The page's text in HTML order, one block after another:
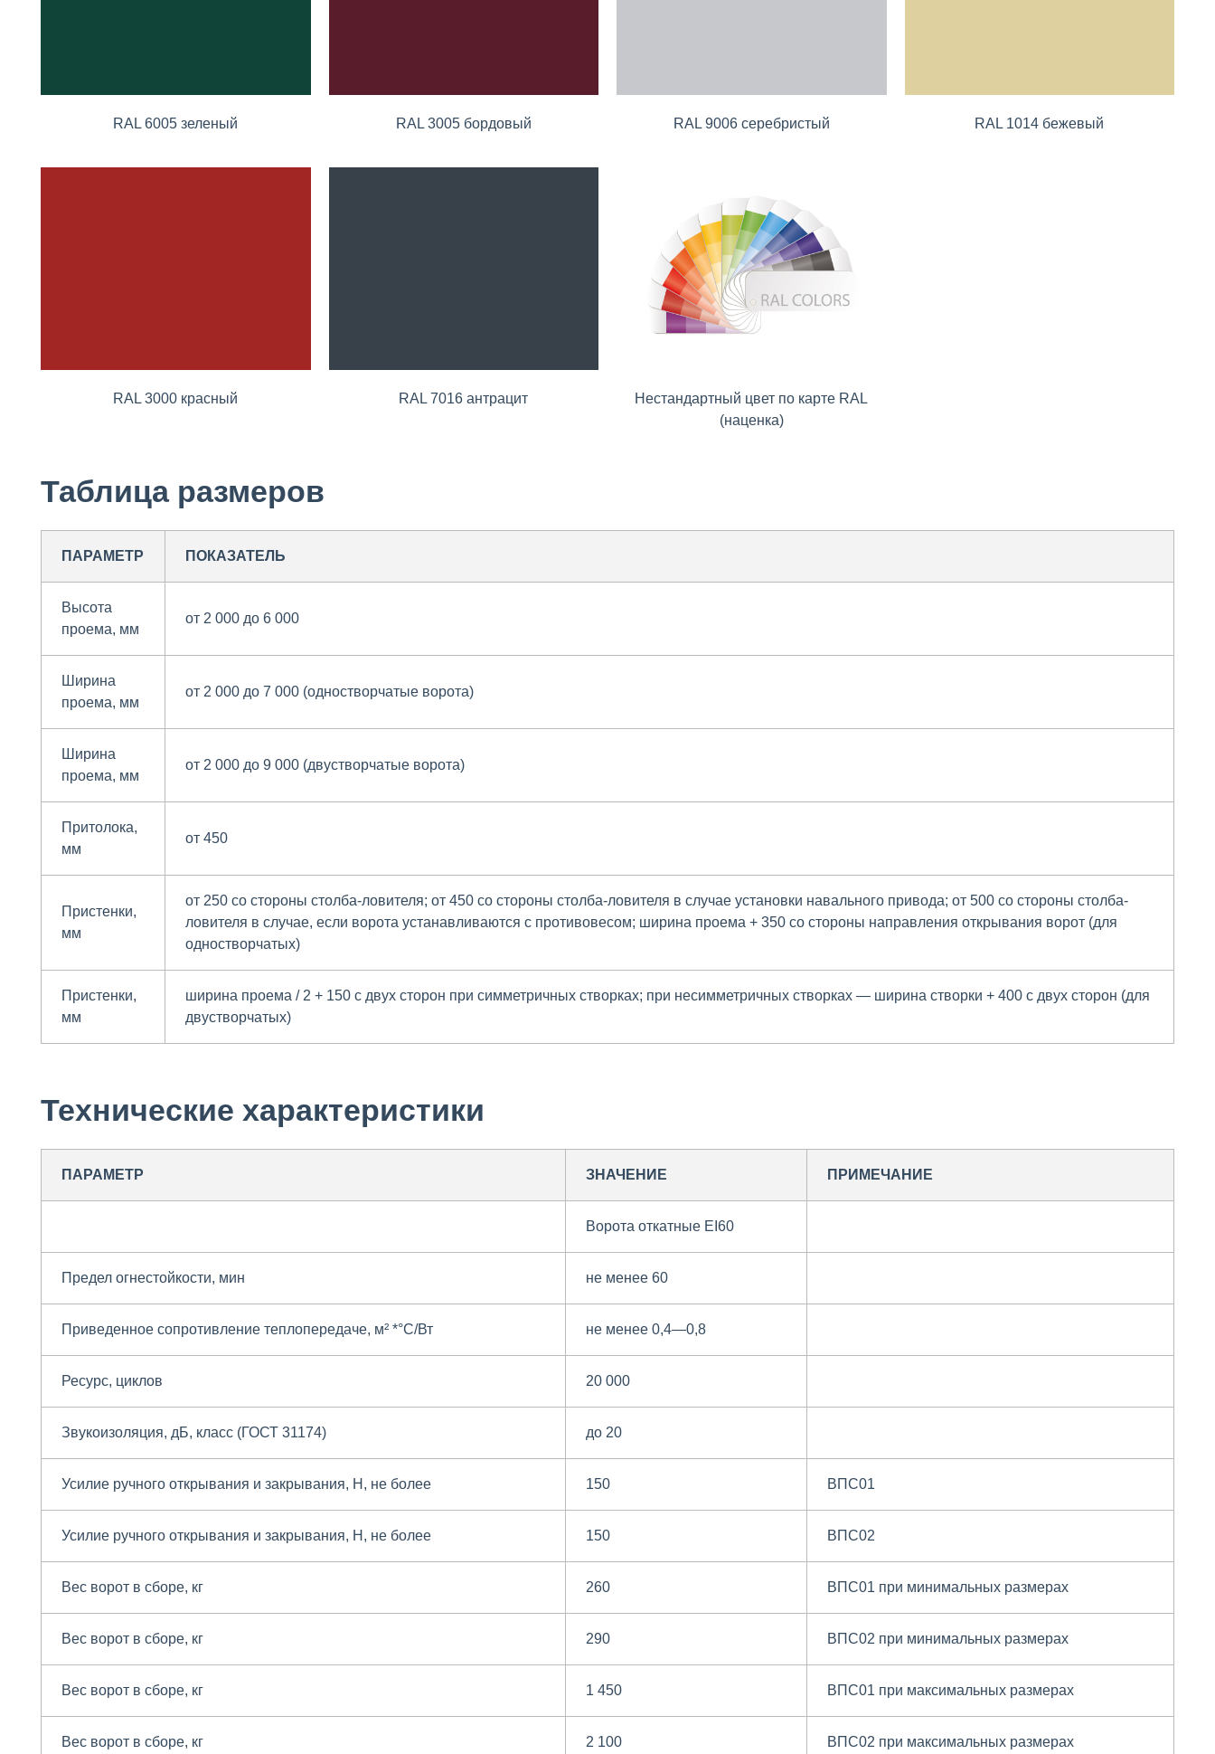
RAL 6005 зеленый RAL 3005 бордовый RAL 9006 серебристый RAL 1014 бежевый
RAL 3000 красный RAL 7016 антрацит
Нестандартный цвет по карте RAL
(наценка)
Таблица размеров
ПАРАМЕТР ПОКАЗАТЕЛЬ
Высота
проема, мм
от 2 000 до 6 000
Ширина
проема, мм
от 2 000 до 7 000 (одностворчатые ворота)
Ширина
проема, мм
от 2 000 до 9 000 (двустворчатые ворота)
Притолока,
мм
от 450
Пристенки,
мм
от 250 со стороны столба-ловителя; от 450 со стороны столба-ловителя в случае установки навального привода; от 500 со стороны столба-
ловителя в случае, если ворота устанавливаются с противовесом; ширина проема + 350 со стороны направления открывания ворот (для
одностворчатых)
Пристенки,
мм
ширина проема / 2 + 150 с двух сторон при симметричных створках; при несимметричных створках — ширина створки + 400 с двух сторон (для
двустворчатых)
Технические характеристики
ПАРАМЕТР ЗНАЧЕНИЕ ПРИМЕЧАНИЕ
Ворота откатные EI60
Предел огнестойкости, мин не менее 60
Приведенное сопротивление теплопередаче, м² *°С/Вт не менее 0,4—0,8
Ресурс, циклов 20 000
Звукоизоляция, дБ, класс (ГОСТ 31174) до 20
Усилие ручного открывания и закрывания, Н, не более 150 ВПС01
Усилие ручного открывания и закрывания, Н, не более 150 ВПС02
Вес ворот в сборе, кг 260 ВПС01 при минимальных размерах
Вес ворот в сборе, кг 290 ВПС02 при минимальных размерах
Вес ворот в сборе, кг 1 450 ВПС01 при максимальных размерах
Вес ворот в сборе, кг 2 100 ВПС02 при максимальных размерах